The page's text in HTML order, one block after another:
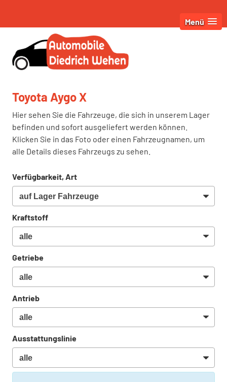
Menü
Toyota Aygo X
Hier sehen Sie die Fahrzeuge, die sich in unserem Lager
befinden und sofort ausgeliefert werden können.
Klicken Sie in das Foto oder einen Fahrzeugnamen, um
alle Details dieses Fahrzeugs zu sehen.
Verfügbarkeit, Art
Kraftstoff
Getriebe
Antrieb
Ausstattungslinie